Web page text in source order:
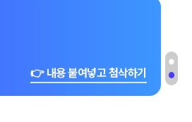
👉 내용 붙여넣고 첨삭하기